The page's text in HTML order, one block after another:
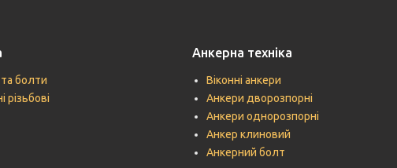
болти
різьбові
Анкерна техніка
Віконні анкери
Анкери дворозпорні
Анкери однорозпорні
Анкер клиновий
Анкерний болт